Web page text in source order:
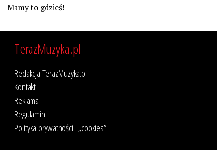
Mamy to gdzieś!
TerazMuzyka.pl
Redakcja TerazMuzyka.pl
Kontakt
Reklama
Regulamin
Polityka prywatności i „cookies”